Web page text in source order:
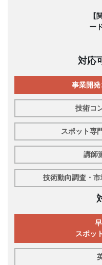
【
ー
対応
事業開
技術コ
スポット専
講師
技術動向調査・
スポッ